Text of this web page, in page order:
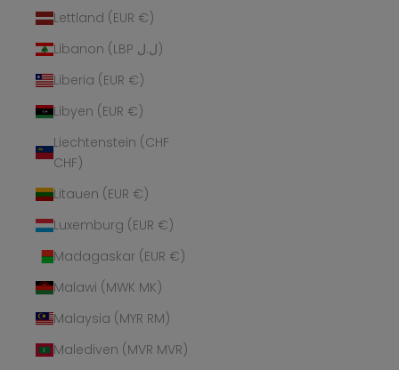
Lettland (EUR €)
Libanon (LBP ل.ل)
Liberia (EUR €)
Libyen (EUR €)
Liechtenstein (CHF
CHF)
Litauen (EUR €)
Luxemburg (EUR €)
Madagaskar (EUR €)
Malawi (MWK MK)
Malaysia (MYR RM)
Malediven (MVR MVR)